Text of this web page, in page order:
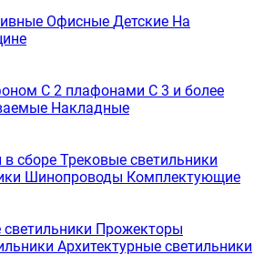
Офисные Детские На
С 2 плафонами С 3 и более
Накладные
сборе Трековые светильники
Шинопроводы Комплектующие
Прожекторы
Архитектурные светильники